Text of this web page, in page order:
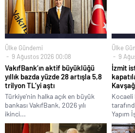
Ülke Gündemi
9 Ağustos 2026 00:08
VakıfBank’ın aktif büyüklüğü
yıllık bazda yüzde 28 artışla 5,8
trilyon TL’yi aştı
Türkiye’nin halka açık en büyük
bankası VakıfBank, 2026 yılı
ikinci...
Ülke
9
İzmit
Kocaeli
Yapım